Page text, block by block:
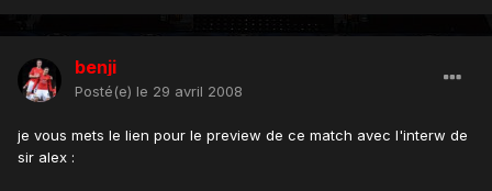
benji
Posté(e) le 29 avril 2008
je vous mets le lien pour le preview de ce match avec l'interw de
sir alex :